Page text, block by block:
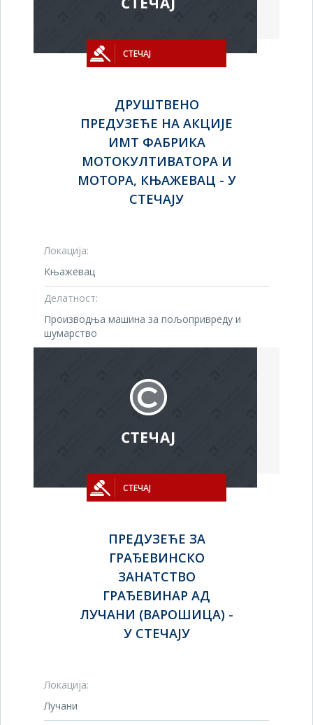
СТЕЧАЈ
ДРУШТВЕНО
ПРЕДУЗЕЋЕ НА АКЦИЈЕ
ИМТ ФАБРИКА
МОТОКУЛТИВАТОРА И
МОТОРА, КЊАЖЕВАЦ - У
СТЕЧАЈУ
Локација:
Књажевац
Делатност:
Производња машина за пољопривреду и
шумарство
СТЕЧАЈ
ПРЕДУЗЕЋЕ ЗА
ГРАЂЕВИНСКО
ЗАНАТСТВО
ГРАЂЕВИНАР АД
ЛУЧАНИ (ВАРОШИЦА) -
У СТЕЧАЈУ
Локација:
Лучани